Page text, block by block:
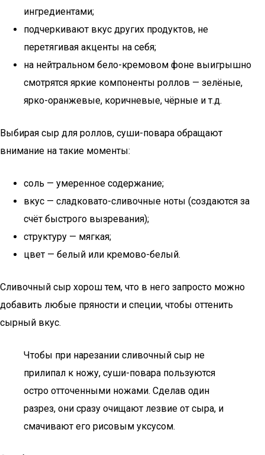
ингредиентами;
подчеркивают вкус других продуктов, не
перетягивая акценты на себя;
на нейтральном бело-кремовом фоне выигрышно
смотрятся яркие компоненты роллов — зелёные,
ярко-оранжевые, коричневые, чёрные и т.д.
Выбирая сыр для роллов, суши-повара обращают
внимание на такие моменты:
соль — умеренное содержание;
вкус — сладковато-сливочные ноты (создаются за
счёт быстрого вызревания);
структуру — мягкая;
цвет — белый или кремово-белый.
Сливочный сыр хорош тем, что в него запросто можно
добавить любые пряности и специи, чтобы оттенить
сырный вкус.
Чтобы при нарезании сливочный сыр не
прилипал к ножу, суши-повара пользуются
остро отточенными ножами. Сделав один
разрез, они сразу очищают лезвие от сыра, и
смачивают его рисовым уксусом.